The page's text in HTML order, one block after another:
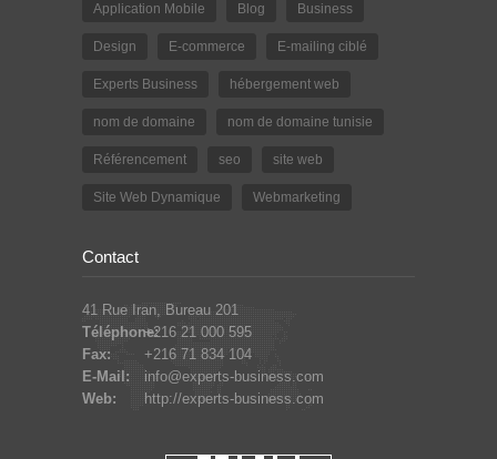
Application Mobile Blog Business
Design E-commerce E-mailing ciblé
Experts Business hébergement web
nom de domaine nom de domaine tunisie
Référencement seo site web
Site Web Dynamique Webmarketing
Contact
41 Rue Iran, Bureau 201
Téléphone:+216 21 000 595
Fax:
+216 71 834 104
E-Mail:
info@experts-business.com
Web:
http://experts-business.com